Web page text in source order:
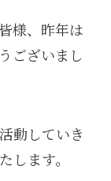
様、昨年は
ございまし
動していき
します。